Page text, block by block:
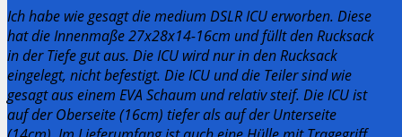
Ich habe wie gesagt die medium DSLR ICU erworben. Diese
hat die Innenmaße 27x28x14-16cm und füllt den Rucksack
in der Tiefe gut aus. Die ICU wird nur in den Rucksack
eingelegt, nicht befestigt. Die ICU und die Teiler sind wie
gesagt aus einem EVA Schaum und relativ steif. Die ICU ist
auf der Oberseite (16cm) tiefer als auf der Unterseite